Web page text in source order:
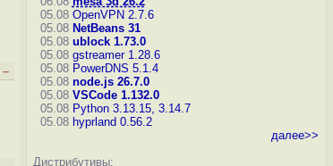
–
05.08 OpenVPN 2.7.6
05.08 NetBeans 31
05.08 ublock 1.73.0
05.08 gstreamer 1.28.6
05.08 PowerDNS 5.1.4
05.08 node.js 26.7.0
05.08 VSCode 1.132.0
05.08 Python 3.13.15, 3.14.7
05.08 hyprland 0.56.2
далее>>
Дистрибутивы: